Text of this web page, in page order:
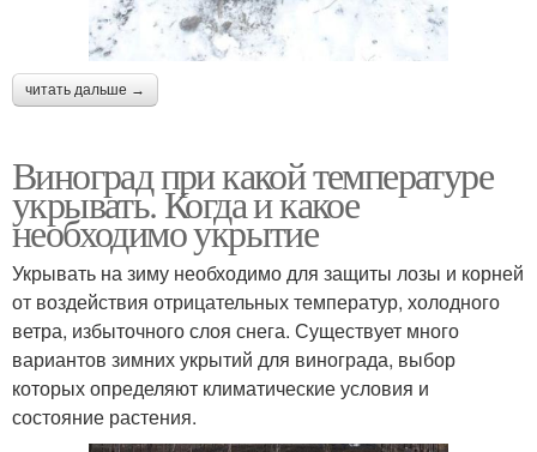
читать дальше →
Виноград при какой температуре
укрывать. Когда и какое
необходимо укрытие
Укрывать на зиму необходимо для защиты лозы и корней
от воздействия отрицательных температур, холодного
ветра, избыточного слоя снега. Существует много
вариантов зимних укрытий для винограда, выбор
которых определяют климатические условия и
состояние растения.